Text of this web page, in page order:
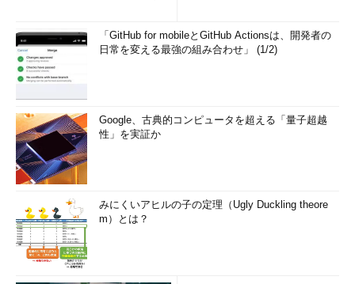
「GitHub for mobileとGitHub Actionsは、開発者の
日常を変える最強の組み合わせ」 (1/2)
Google、古典的コンピュータを超える「量子超越
性」を実証か
みにくいアヒルの子の定理（Ugly Duckling theore
m）とは？